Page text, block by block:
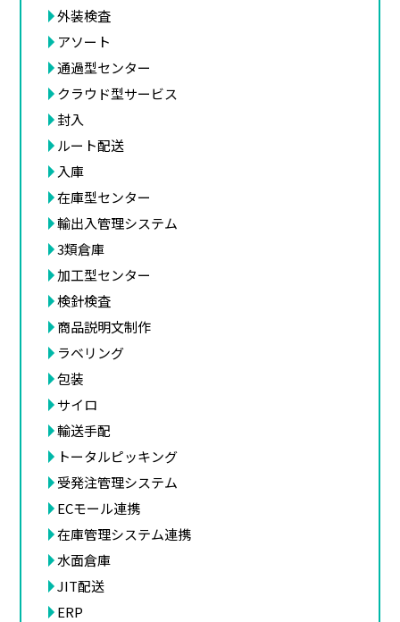
外装検査
アソート
通過型センター
クラウド型サービス
封入
ルート配送
入庫
在庫型センター
輸出入管理システム
3類倉庫
加工型センター
検針検査
商品説明文制作
ラベリング
包装
サイロ
輸送手配
トータルピッキング
受発注管理システム
ECモール連携
在庫管理システム連携
水面倉庫
JIT配送
ERP